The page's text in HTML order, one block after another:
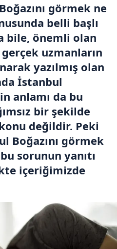
görmek ne
belli başlı
bile, önemli olan
uzmanların
yazılmış olan
İstanbul
anlamı da bu
bir şekilde
değildir. Peki
Boğazını görmek
sorunun yanıtı
içeriğimizde